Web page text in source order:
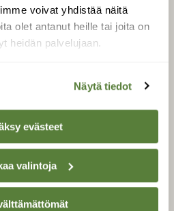
voivat yhdistää näitä
olet antanut heille tai joita on
heidän palvelujaan.
Näytä tiedot
evästeet
valintoja
SUOMEN LUONNON­
SUOJELU­LIITTO
Suomen Luonto -lehden
luonnonsuojelu­liitto.